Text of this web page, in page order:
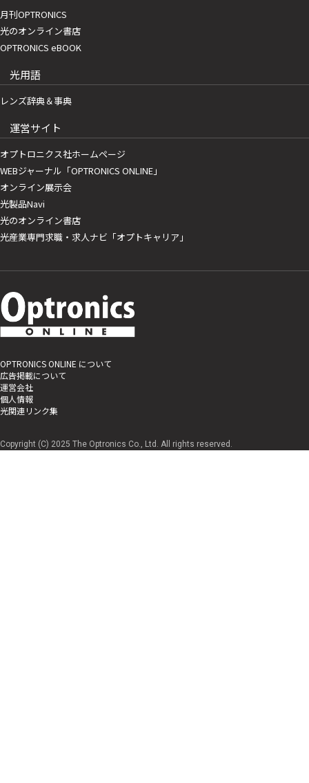
月刊OPTRONICS
光のオンライン書店
OPTRONICS eBOOK
光用語
レンズ辞典＆事典
運営サイト
オプトロニクス社ホームページ
WEBジャーナル「OPTRONICS ONLINE」
オンライン展示会
光製品Navi
光のオンライン書店
光産業専門求職・求人ナビ「オプトキャリア」
OPTRONICS ONLINE について
広告掲載について
運営会社
個人情報
光関連リンク集
Copyright (C) 2025 The Optronics Co., Ltd. All rights reserved.